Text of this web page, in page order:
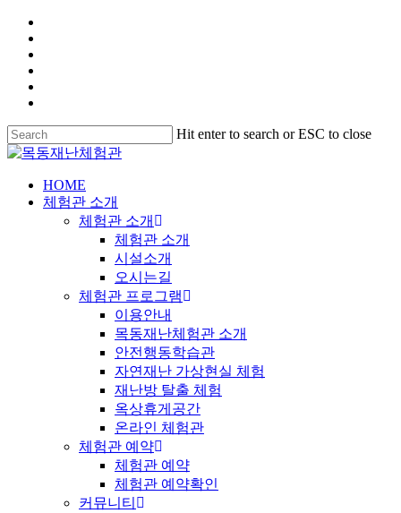
Hit enter to search or ESC to close
HOME
체험관 소개
체험관 소개
체험관 소개
시설소개
오시는길
체험관 프로그램
이용안내
목동재난체험관 소개
안전행동학습관
자연재난 가상현실 체험
재난방 탈출 체험
옥상휴게공간
온라인 체험관
체험관 예약
체험관 예약
체험관 예약확인
커뮤니티